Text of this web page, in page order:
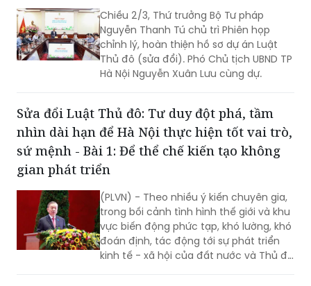
vững chắc, động lực mạnh mẽ cho
phát triển của TP Hà Nội trong bối cảnh
mới.
Chiều 2/3, Thứ trưởng Bộ Tư pháp
Nguyễn Thanh Tú chủ trì Phiên họp
chỉnh lý, hoàn thiện hồ sơ dự án Luật
Thủ đô (sửa đổi). Phó Chủ tịch UBND TP
Hà Nội Nguyễn Xuân Lưu cùng dự.
Sửa đổi Luật Thủ đô: Tư duy đột phá, tầm
nhìn dài hạn để Hà Nội thực hiện tốt vai trò,
sứ mệnh - Bài 1: Để thể chế kiến tạo không
gian phát triển
(PLVN) - Theo nhiều ý kiến chuyên gia,
trong bối cảnh tình hình thế giới và khu
vực biến động phức tạp, khó lường, khó
đoán định, tác động tới sự phát triển
kinh tế - xã hội của đất nước và Thủ đô